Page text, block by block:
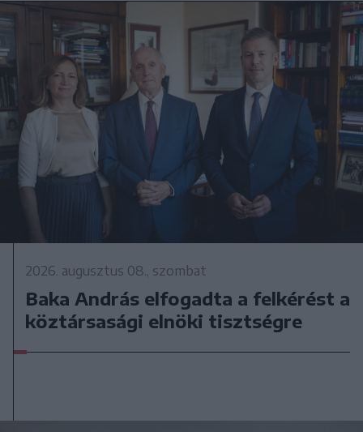
2026. augusztus 08., szombat
Baka András elfogadta a felkérést a
köztársasági elnöki tisztségre